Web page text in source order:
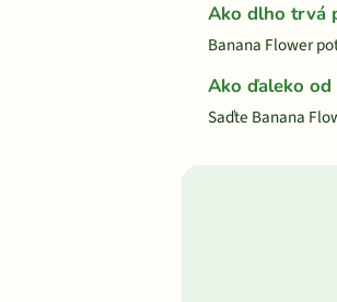
Ako dlho trvá
Banana Flower
Ako ďaleko od
Saďte Banana